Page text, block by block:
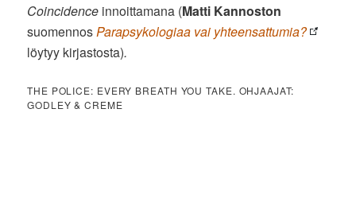
Coincidence innoittamana (Matti Kannoston
suomennos Parapsykologiaa vai yhteensattumia?
löytyy kirjastosta).
THE POLICE: EVERY BREATH YOU TAKE. OHJAAJAT:
GODLEY & CREME